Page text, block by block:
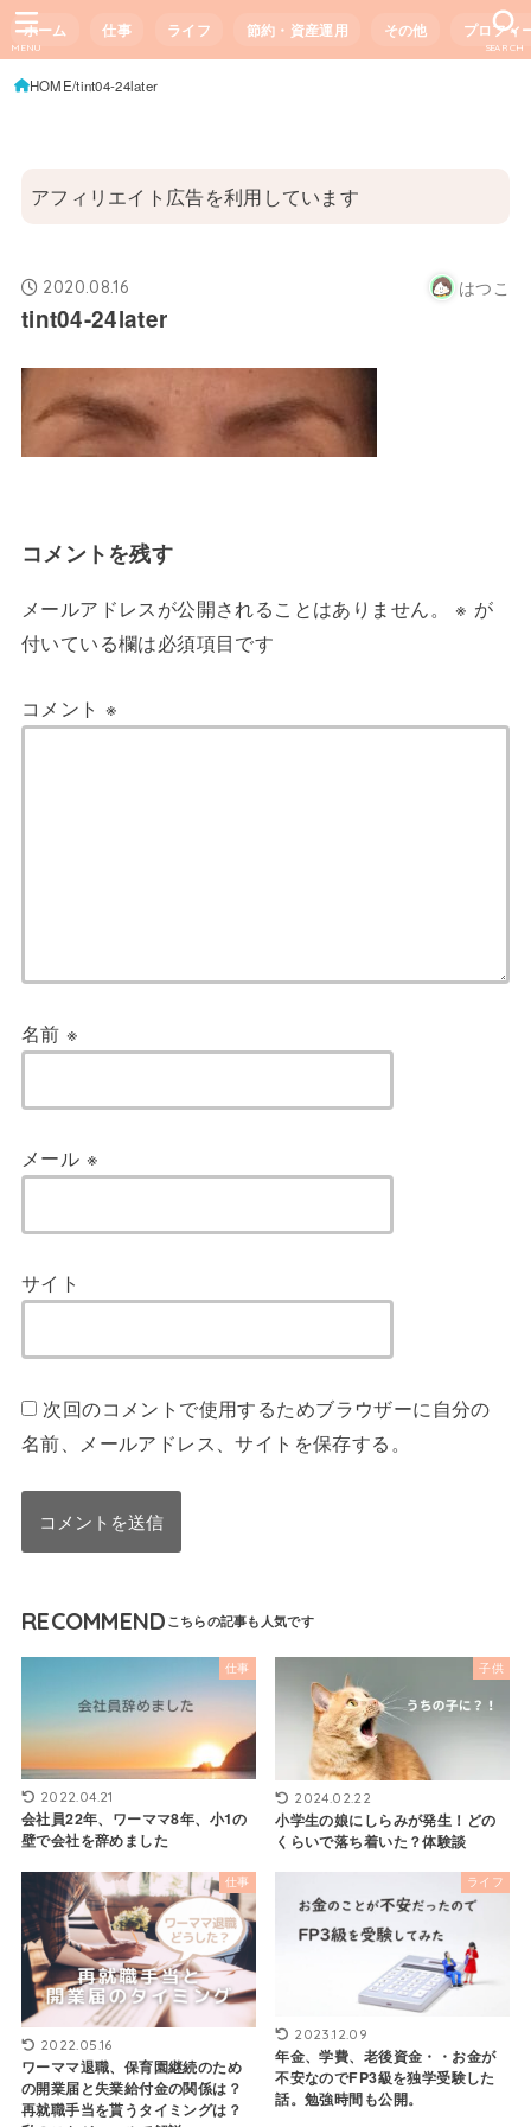
ホーム 仕事 ライフ 節約・資産運用 その他 プロフィ
SEARCH
MENU
HOME tint04-24later
アフィリエイト広告を利用しています
2020.08.16 はつこ
tint04-24later
コメントを残す
メールアドレスが公開されることはありません。 ※ が
付いている欄は必須項目です
コメント ※
名前※
メール ※
サイト
次回のコメントで使用するためブラウザーに自分の
名前、メールアドレス、サイトを保存する。
RECOMMEND
仕事
2022.04.21
会社員22年、ワーママ8年、小1の
壁で会社を辞めました
子供
2024.02.22
小学生の娘にしらみが発生！どの
くらいで落ち着いた？体験談
仕事
2022.05.16
ワーママ退職、保育園継続のため
の開業届と失業給付金の関係は？
再就職手当を貰うタイミングは？
ライフ
2023.12.09
年金、学費、老後資金・・お金が
不安なのでFP3級を独学受験した
話。勉強時間も公開。